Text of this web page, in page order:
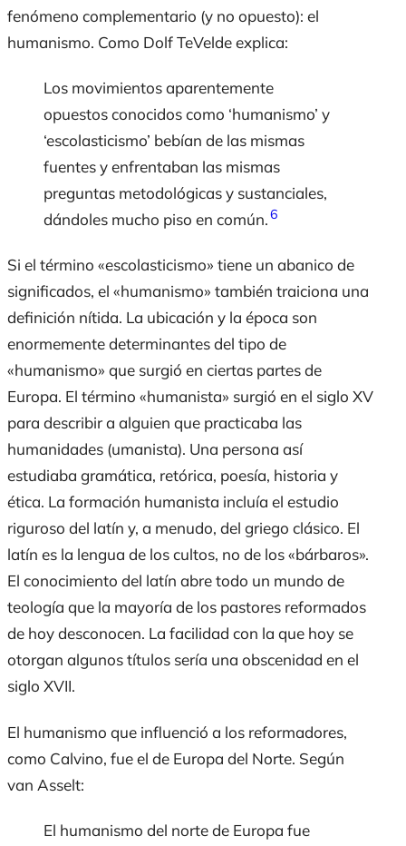
fenómeno complementario (y no opuesto): el
humanismo. Como Dolf TeVelde explica:
Los movimientos aparentemente
opuestos conocidos como ‘humanismo’ y
‘escolasticismo’ bebían de las mismas
fuentes y enfrentaban las mismas
preguntas metodológicas y sustanciales,
dándoles mucho piso en común.6
Si el término «escolasticismo» tiene un abanico de
significados, el «humanismo» también traiciona una
definición nítida. La ubicación y la época son
enormemente determinantes del tipo de
«humanismo» que surgió en ciertas partes de
Europa. El término «humanista» surgió en el siglo XV
para describir a alguien que practicaba las
humanidades (umanista). Una persona así
estudiaba gramática, retórica, poesía, historia y
ética. La formación humanista incluía el estudio
riguroso del latín y, a menudo, del griego clásico. El
latín es la lengua de los cultos, no de los «bárbaros».
El conocimiento del latín abre todo un mundo de
teología que la mayoría de los pastores reformados
de hoy desconocen. La facilidad con la que hoy se
otorgan algunos títulos sería una obscenidad en el
siglo XVII.
El humanismo que influenció a los reformadores,
como Calvino, fue el de Europa del Norte. Según
van Asselt:
El humanismo del norte de Europa fue